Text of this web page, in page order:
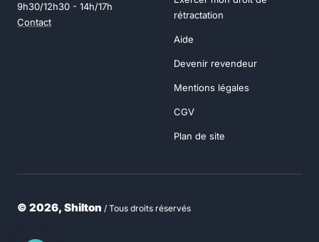
9h30/12h30 - 14h/17h
Contact
rétractation
Aide
Devenir revendeur
Mentions légales
CGV
Plan de site
© 2026, Shilton / Tous droits réservés